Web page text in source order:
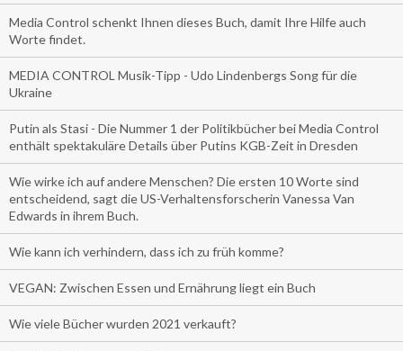
Media Control schenkt Ihnen dieses Buch, damit Ihre Hilfe auch
Worte findet.
MEDIA CONTROL Musik-Tipp - Udo Lindenbergs Song für die
Ukraine
Putin als Stasi - Die Nummer 1 der Politikbücher bei Media Control
enthält spektakuläre Details über Putins KGB-Zeit in Dresden
Wie wirke ich auf andere Menschen? Die ersten 10 Worte sind
entscheidend, sagt die US-Verhaltensforscherin Vanessa Van
Edwards in ihrem Buch.
Wie kann ich verhindern, dass ich zu früh komme?
VEGAN: Zwischen Essen und Ernährung liegt ein Buch
Wie viele Bücher wurden 2021 verkauft?